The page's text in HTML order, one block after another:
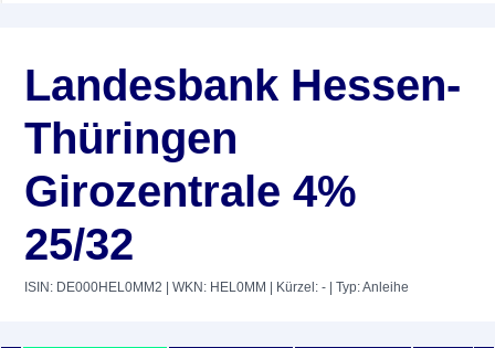
Landesbank Hessen-
Thüringen
Girozentrale 4%
25/32
ISIN: DE000HEL0MM2 | WKN: HEL0MM | Kürzel: - | Typ: Anleihe